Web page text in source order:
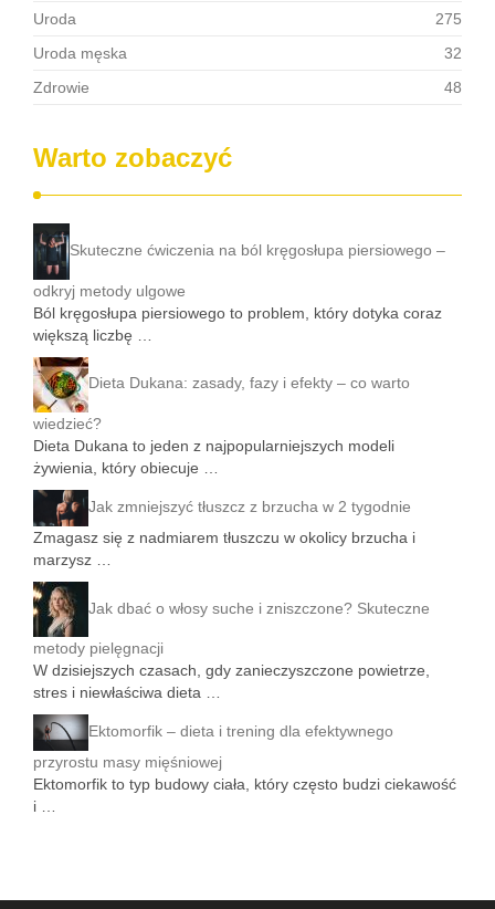
Uroda
275
Uroda męska
32
Zdrowie
48
Warto zobaczyć
Skuteczne ćwiczenia na ból kręgosłupa piersiowego –
odkryj metody ulgowe
Ból kręgosłupa piersiowego to problem, który dotyka coraz
większą liczbę …
Dieta Dukana: zasady, fazy i efekty – co warto
wiedzieć?
Dieta Dukana to jeden z najpopularniejszych modeli
żywienia, który obiecuje …
Jak zmniejszyć tłuszcz z brzucha w 2 tygodnie
Zmagasz się z nadmiarem tłuszczu w okolicy brzucha i
marzysz …
Jak dbać o włosy suche i zniszczone? Skuteczne
metody pielęgnacji
W dzisiejszych czasach, gdy zanieczyszczone powietrze,
stres i niewłaściwa dieta …
Ektomorfik – dieta i trening dla efektywnego
przyrostu masy mięśniowej
Ektomorfik to typ budowy ciała, który często budzi ciekawość
i …